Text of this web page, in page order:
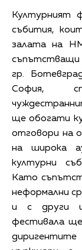
Културният
събития,
залата на
съпътстващи
гр.
София,
ще обогати
отговори на
на широка
културни
Като
неформални
и с други
фестивала